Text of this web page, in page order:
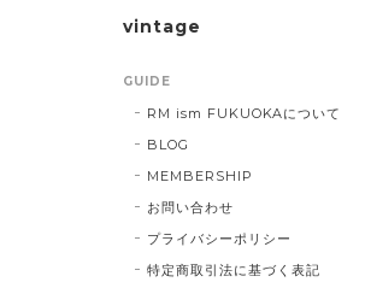
vintage
GUIDE
RM ism FUKUOKAについて
BLOG
MEMBERSHIP
お問い合わせ
プライバシーポリシー
特定商取引法に基づく表記